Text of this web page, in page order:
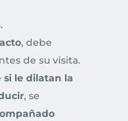
, debe
de su visita.
si le dilatan la
, se